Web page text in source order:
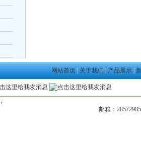
网站首页 关于我们 产品展示
,
邮箱：